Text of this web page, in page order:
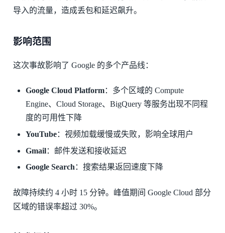
导入的流量，造成丢包和延迟飙升。
影响范围
这次事故影响了 Google 的多个产品线：
Google Cloud Platform：多个区域的 Compute
Engine、Cloud Storage、BigQuery 等服务出现不同程
度的可用性下降
YouTube：视频加载缓慢或失败，影响全球用户
Gmail：邮件发送和接收延迟
Google Search ：搜索结果返回速度下降
故障持续约 4 小时 15 分钟。峰值期间 Google Cloud 部分
区域的错误率超过 30%。